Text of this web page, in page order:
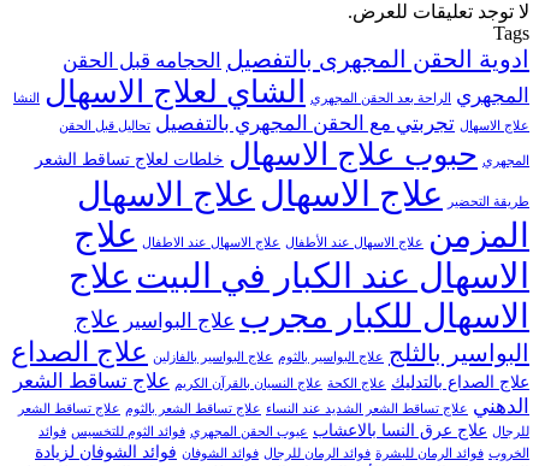
لا توجد تعليقات للعرض.
Tags
ادوية الحقن المجهرى بالتفصيل الحجامه قبل الحقن
المجهري
الراحة بعد الحقن المجهري الشاي لعلاج الاسهال النشا
علاج الاسهال تجربتي مع الحقن المجهري بالتفصيل تحاليل قبل الحقن
المجهري حبوب علاج الاسهال خلطات لعلاج تساقط الشعر
طريقة التحضير علاج الاسهال علاج الاسهال
المزمن
علاج الاسهال عند الأطفال علاج الاسهال عند الاطفال
علاج
الاسهال عند الكبار في البيت علاج
الاسهال للكبار مجرب علاج البواسير علاج
البواسير بالثلج علاج البواسير بالثوم علاج البواسير بالفازلين علاج الصداع
علاج الصداع بالتدليك علاج الكحة علاج النسيان بالقرآن الكريم
علاج تساقط الشعر
الدهني علاج تساقط الشعر الشديد عند النساء علاج تساقط الشعر بالثوم علاج تساقط الشعر
للرجال علاج عرق النسا بالاعشاب عيوب الحقن المجهري فوائد الثوم للتخسيس فوائد
الخروب فوائد الرمان للبشرة فوائد الرمان للرجال فوائد الشوفان فوائد الشوفان لزيادة